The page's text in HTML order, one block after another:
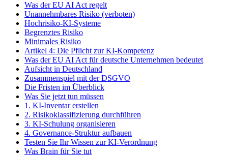
Was der EU AI Act regelt
Unannehmbares Risiko (verboten)
Hochrisiko-KI-Systeme
Begrenztes Risiko
Minimales Risiko
Artikel 4: Die Pflicht zur KI-Kompetenz
Was der EU AI Act für deutsche Unternehmen bedeutet
Aufsicht in Deutschland
Zusammenspiel mit der DSGVO
Die Fristen im Überblick
Was Sie jetzt tun müssen
1. KI-Inventar erstellen
2. Risikoklassifizierung durchführen
3. KI-Schulung organisieren
4. Governance-Struktur aufbauen
Testen Sie Ihr Wissen zur KI-Verordnung
Was Brain für Sie tut